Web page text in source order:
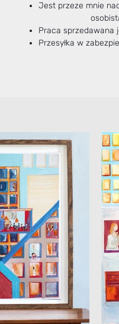
Jest przeze
osobistą
Praca sprzedawana
Przesyłka w